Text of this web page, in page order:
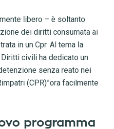
libero – è soltanto
dei diritti consumata ai
in un Cpr. Al tema la
civili ha dedicato un
senza reato nei
(CPR)”ora facilmente
programma